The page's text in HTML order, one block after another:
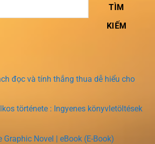
TÌM
KIẾM
đọc và tính thắng thua dễ hiểu cho
története : Ingyenes könyvletöltések
Novel | eBook (E-Book)